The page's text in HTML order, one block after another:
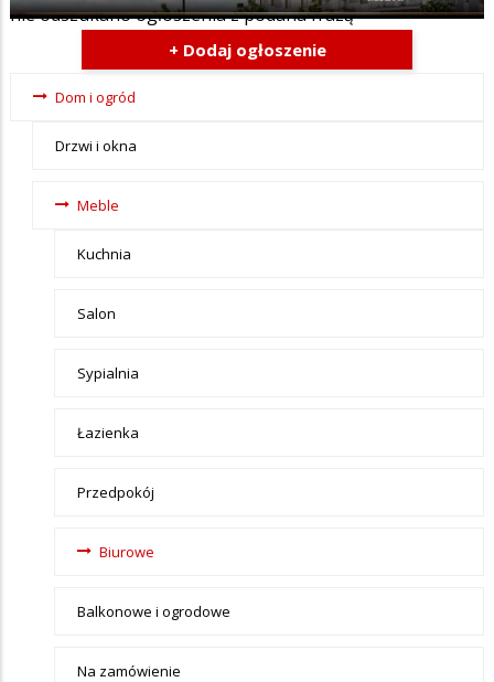
nie odszukano ogłoszenia z podana frazą
+ Dodaj ogłoszenie
Ogłoszenia
menu-Dom
Dom i ogród
Drzwi i okna
Meble
Kuchnia
Salon
Sypialnia
Łazienka
Przedpokój
Biurowe
Balkonowe i ogrodowe
Na zamówienie